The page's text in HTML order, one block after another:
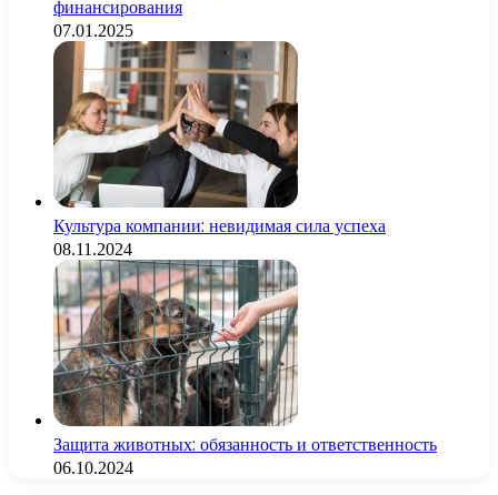
финансирования
07.01.2025
Культура компании: невидимая сила успеха
08.11.2024
Защита животных: обязанность и ответственность
06.10.2024